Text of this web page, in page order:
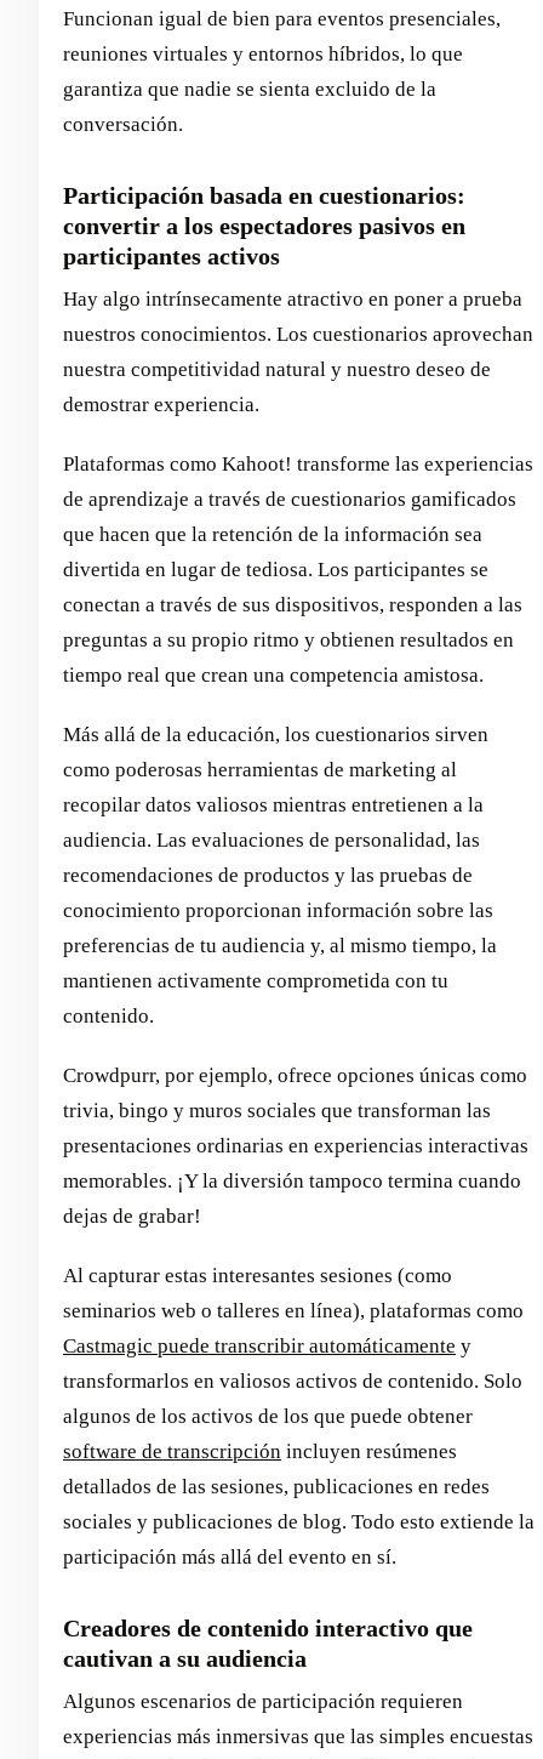
Funcionan igual de bien para eventos presenciales,
reuniones virtuales y entornos híbridos, lo que
garantiza que nadie se sienta excluido de la
conversación.
Participación basada en cuestionarios:
convertir a los espectadores pasivos en
participantes activos
Hay algo intrínsecamente atractivo en poner a prueba
nuestros conocimientos. Los cuestionarios aprovechan
nuestra competitividad natural y nuestro deseo de
demostrar experiencia.
Plataformas como Kahoot! transforme las experiencias
de aprendizaje a través de cuestionarios gamificados
que hacen que la retención de la información sea
divertida en lugar de tediosa. Los participantes se
conectan a través de sus dispositivos, responden a las
preguntas a su propio ritmo y obtienen resultados en
tiempo real que crean una competencia amistosa.
Más allá de la educación, los cuestionarios sirven
como poderosas herramientas de marketing al
recopilar datos valiosos mientras entretienen a la
audiencia. Las evaluaciones de personalidad, las
recomendaciones de productos y las pruebas de
conocimiento proporcionan información sobre las
preferencias de tu audiencia y, al mismo tiempo, la
mantienen activamente comprometida con tu
contenido.
Crowdpurr, por ejemplo, ofrece opciones únicas como
trivia, bingo y muros sociales que transforman las
presentaciones ordinarias en experiencias interactivas
memorables. ¡Y la diversión tampoco termina cuando
dejas de grabar!
Al capturar estas interesantes sesiones (como
seminarios web o talleres en línea), plataformas como
Castmagic puede transcribir automáticamente y
transformarlos en valiosos activos de contenido. Solo
algunos de los activos de los que puede obtener
software de transcripción incluyen resúmenes
detallados de las sesiones, publicaciones en redes
sociales y publicaciones de blog. Todo esto extiende la
participación más allá del evento en sí.
Creadores de contenido interactivo que
cautivan a su audiencia
Algunos escenarios de participación requieren
experiencias más inmersivas que las simples encuestas